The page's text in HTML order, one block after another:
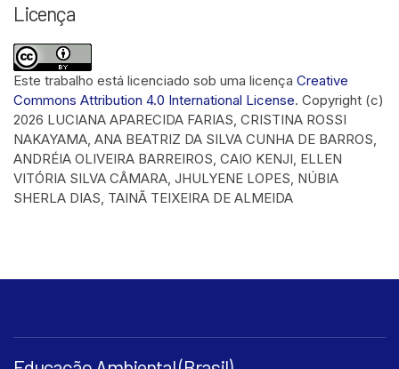
Licença
Este trabalho está licenciado sob uma licença Creative
Commons Attribution 4.0 International License. Copyright (c)
2026 LUCIANA APARECIDA FARIAS, CRISTINA ROSSI
NAKAYAMA, ANA BEATRIZ DA SILVA CUNHA DE BARROS,
ANDRÉIA OLIVEIRA BARREIROS, CAIO KENJI, ELLEN
VITÓRIA SILVA CÂMARA, JHULYENE LOPES, NÚBIA
SHERLA DIAS, TAINÃ TEIXEIRA DE ALMEIDA